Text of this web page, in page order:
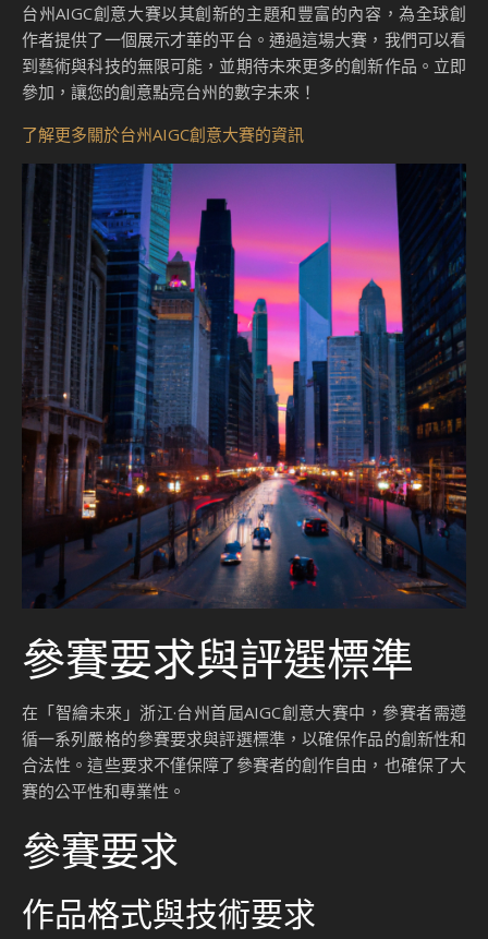
台州AIGC創意大賽以其創新的主題和豐富的內容，為全球創
作者提供了一個展示才華的平台。通過這場大賽，我們可以看
到藝術與科技的無限可能，並期待未來更多的創新作品。立即
參加，讓您的創意點亮台州的數字未來！
了解更多關於台州AIGC創意大賽的資訊
參賽要求與評選標準
在「智繪未來」浙江·台州首屆AIGC創意大賽中，參賽者需遵
循一系列嚴格的參賽要求與評選標準，以確保作品的創新性和
合法性。這些要求不僅保障了參賽者的創作自由，也確保了大
賽的公平性和專業性。
參賽要求
作品格式與技術要求